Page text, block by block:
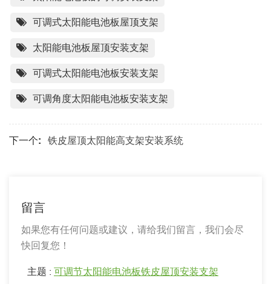
可调式太阳能电池板屋顶支架
太阳能电池板屋顶安装支架
可调式太阳能电池板安装支架
可调角度太阳能电池板安装支架
下一个: 铁皮屋顶太阳能高支架安装系统
留言
如果您有任何问题或建议，请给我们留言，我们会尽
快回复您！
主题 : 可调节太阳能电池板铁皮屋顶安装支架